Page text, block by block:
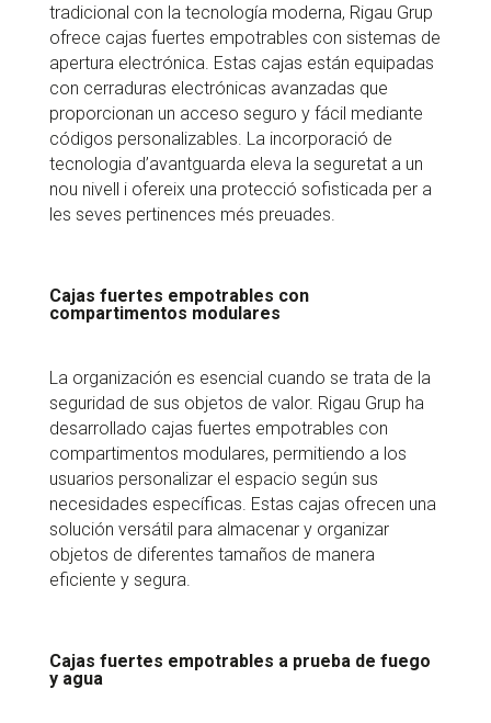
tradicional con la tecnología moderna, Rigau Grup
ofrece cajas fuertes empotrables con sistemas de
apertura electrónica. Estas cajas están equipadas
con cerraduras electrónicas avanzadas que
proporcionan un acceso seguro y fácil mediante
códigos personalizables. La incorporació de
tecnologia d’avantguarda eleva la seguretat a un
nou nivell i ofereix una protecció sofisticada per a
les seves pertinences més preuades.
Cajas fuertes empotrables con
compartimentos modulares
La organización es esencial cuando se trata de la
seguridad de sus objetos de valor. Rigau Grup ha
desarrollado cajas fuertes empotrables con
compartimentos modulares, permitiendo a los
usuarios personalizar el espacio según sus
necesidades específicas. Estas cajas ofrecen una
solución versátil para almacenar y organizar
objetos de diferentes tamaños de manera
eficiente y segura.
Cajas fuertes empotrables a prueba de fuego
y agua